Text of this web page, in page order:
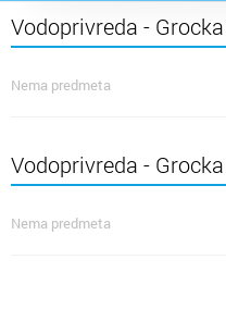
Vodoprivreda - Grocka
Nema predmeta
Vodoprivreda -
Nema predmeta